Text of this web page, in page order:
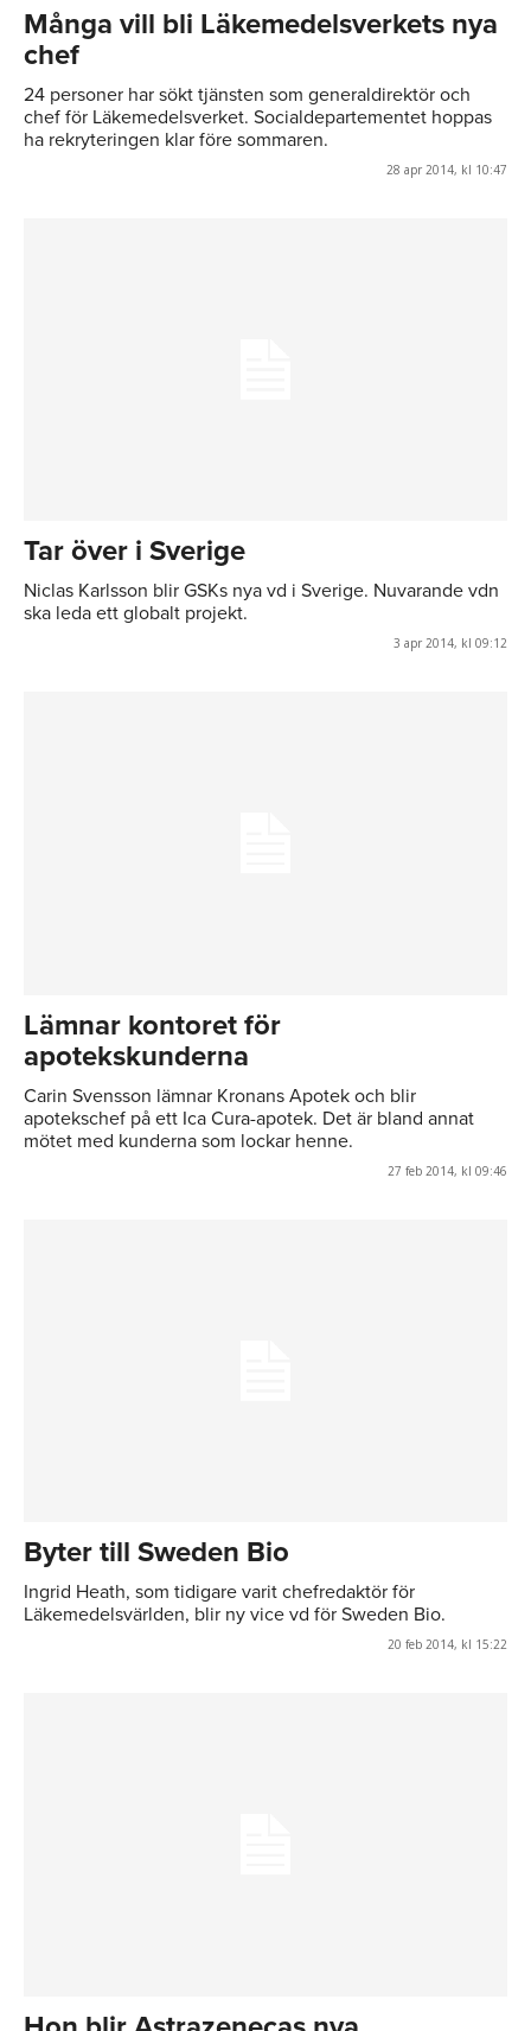
Många vill bli Läkemedelsverkets nya
chef
24 personer har sökt tjänsten som generaldirektör och
chef för Läkemedelsverket. Socialdepartementet hoppas
ha rekryteringen klar före sommaren.
28 apr 2014, kl 10:47
Tar över i Sverige
Niclas Karlsson blir GSKs nya vd i Sverige. Nuvarande vdn
ska leda ett globalt projekt.
3 apr 2014, kl 09:12
Lämnar kontoret för
apotekskunderna
Carin Svensson lämnar Kronans Apotek och blir
apotekschef på ett Ica Cura-apotek. Det är bland annat
mötet med kunderna som lockar henne.
27 feb 2014, kl 09:46
Byter till Sweden Bio
Ingrid Heath, som tidigare varit chefredaktör för
Läkemedelsvärlden, blir ny vice vd för Sweden Bio.
20 feb 2014, kl 15:22